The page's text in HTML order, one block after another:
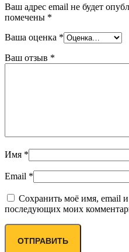
Ваш адрес email не будет
помечены *
Ваша оценка *
Ваш отзыв *
Имя *
Email *
Сохранить моё имя, email и
последующих моих